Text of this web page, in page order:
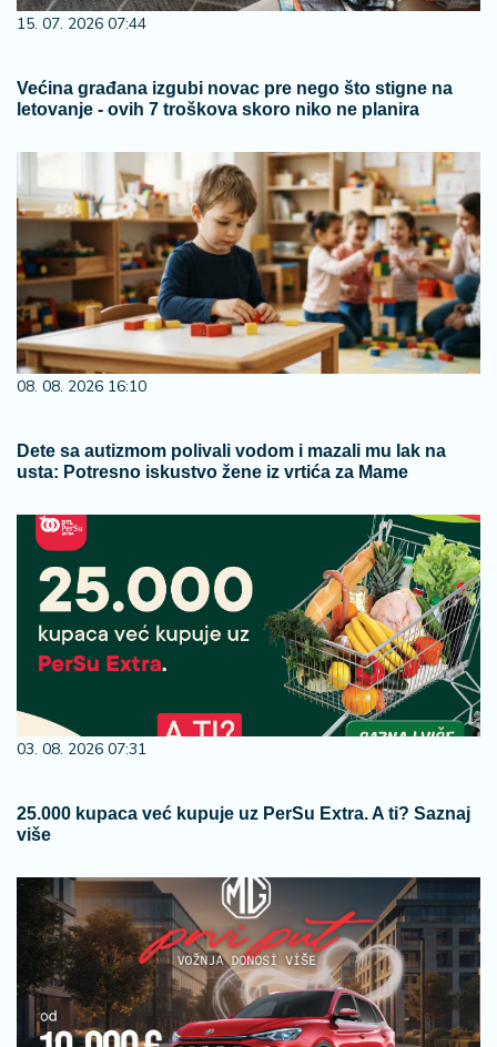
15. 07. 2026 07:44
Većina građana izgubi novac pre nego što stigne na
letovanje - ovih 7 troškova skoro niko ne planira
08. 08. 2026 16:10
Dete sa autizmom polivali vodom i mazali mu lak na
usta: Potresno iskustvo žene iz vrtića za Mame
03. 08. 2026 07:31
25.000 kupaca već kupuje uz PerSu Extra. A ti? Saznaj
više